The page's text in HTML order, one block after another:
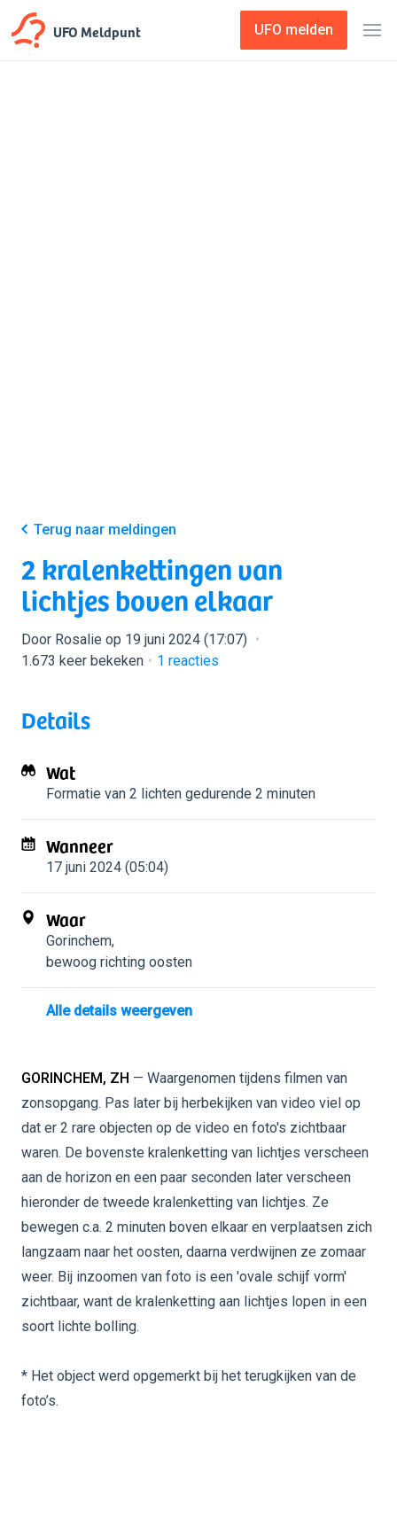
UFO Meldpunt UFO melden
Terug naar meldingen
2 kralenkettingen van
lichtjes boven elkaar
Door Rosalie op 19 juni 2024 (17:07)
1.673 keer bekeken
1 reacties
Details
Wat
Formatie van 2 lichten gedurende 2 minuten
Wanneer
17 juni 2024 (05:04)
Waar
Gorinchem,
bewoog richting oosten
Alle details weergeven
GORINCHEM, ZH — Waargenomen tijdens filmen van
zonsopgang. Pas later bij herbekijken van video viel op
dat er 2 rare objecten op de video en foto's zichtbaar
waren. De bovenste kralenketting van lichtjes verscheen
aan de horizon en een paar seconden later verscheen
hieronder de tweede kralenketting van lichtjes. Ze
bewegen c.a. 2 minuten boven elkaar en verplaatsen zich
langzaam naar het oosten, daarna verdwijnen ze zomaar
weer. Bij inzoomen van foto is een 'ovale schijf vorm'
zichtbaar, want de kralenketting aan lichtjes lopen in een
soort lichte bolling.
* Het object werd opgemerkt bij het terugkijken van de
foto’s.